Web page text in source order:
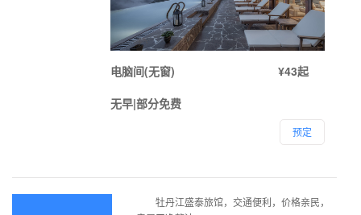
电脑间(无窗)
¥43起
无早|部分免费
预定
牡丹江盛泰旅馆，交通便利，价格亲民，